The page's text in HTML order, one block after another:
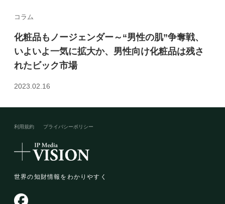
コラム
化粧品もノージェンダー～“男性の肌”争奪戦、
いよいよ一気に拡大か、男性向け化粧品は残さ
れたビック市場
2023.02.16
利用規約 プライバシーポリシー​
世界の知財情報をわかりやすく